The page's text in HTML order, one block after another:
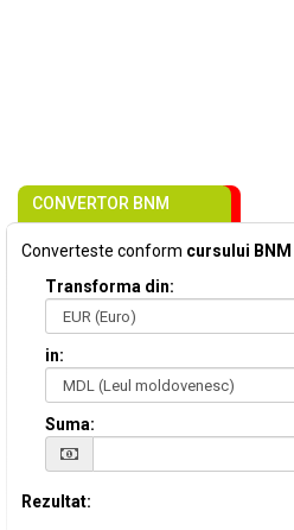
CONVERTOR BNM
Converteste conform cursului BNM
Transforma din:
in:
Suma:
Rezultat: